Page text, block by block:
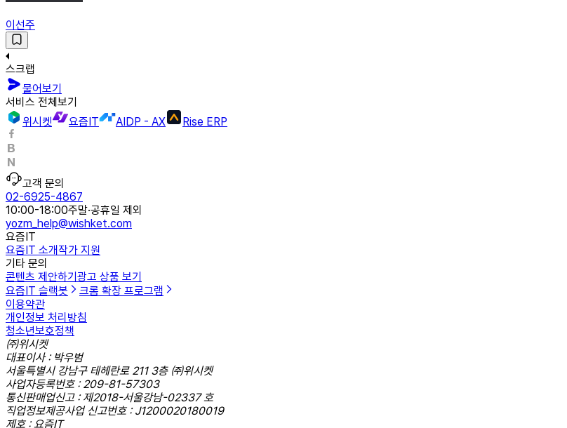
이선주
스크랩
물어보기
서비스 전체보기
위시켓
요즘IT AIDP - AX Rise ERP
고객 문의
02-6925-4867
10:00-18:00주말·공휴일 제외
yozm_help@wishket.com
요즘IT
요즘IT 소개작가 지원
기타 문의
콘텐츠 제안하기광고 상품 보기
요즘IT 슬랙봇
크롬 확장 프로그램
이용약관
개인정보 처리방침
청소년보호정책
㈜위시켓
대표이사 : 박우범
서울특별시 강남구 테헤란로 211 3층 ㈜위시켓
사업자등록번호 : 209-81-57303
통신판매업신고 : 제2018-서울강남-02337 호
직업정보제공사업 신고번호 : J1200020180019
제호 : 요즘IT